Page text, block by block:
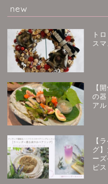
new
ト
ス
【
の
ア
【
グ
ー
ピス